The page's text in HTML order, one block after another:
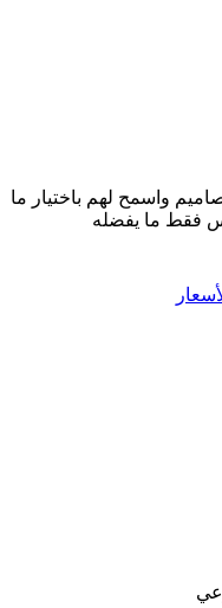
واسمح لهم باختيار ما
فقط ما يفضله